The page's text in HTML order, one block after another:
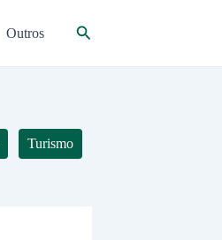
Outros Pesquisar
Turismo